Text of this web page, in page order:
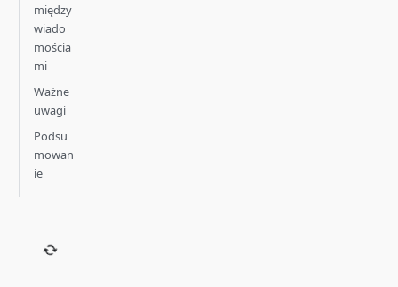
między
wiado
mościa
mi
Ważne
uwagi
Podsu
mowan
ie